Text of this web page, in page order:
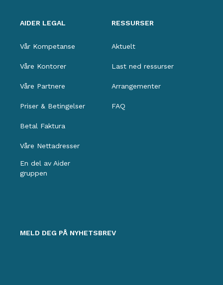
AIDER LEGAL
Vår Kompetanse
Våre Kontorer
Våre Partnere
Priser & Betingelser
Betal Faktura
Våre Nettadresser
En del av Aider
gruppen
RESSURSER
Aktuelt
Last ned ressurser
Arrangementer
FAQ
MELD DEG PÅ NYHETSBREV